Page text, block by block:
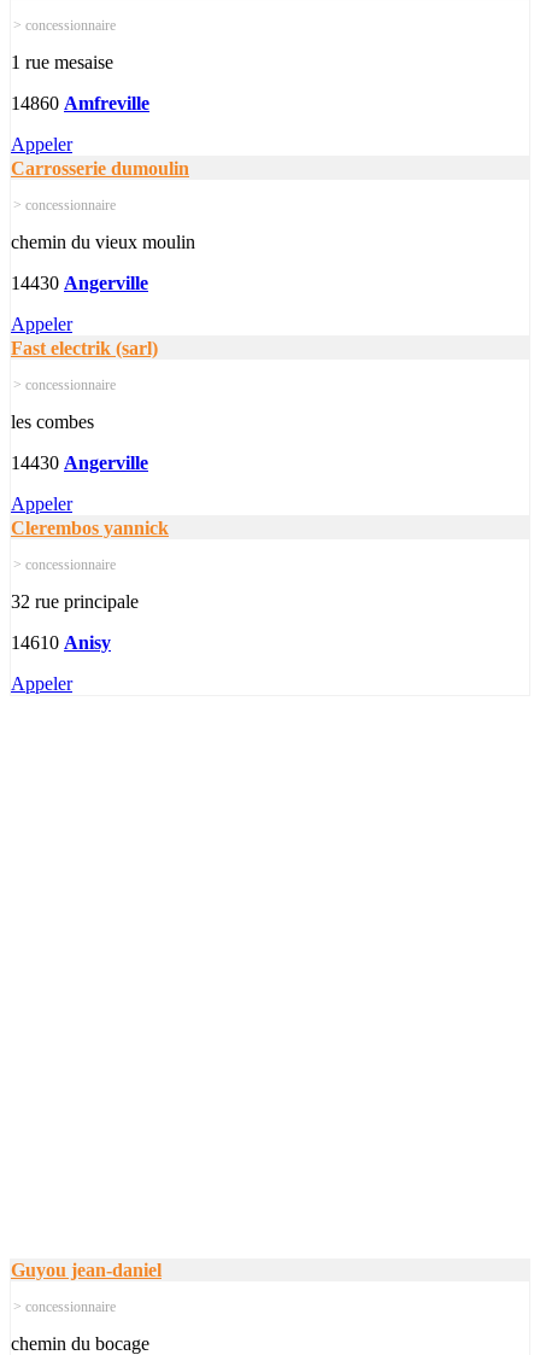
> concessionnaire
1 rue mesaise
14860 Amfreville
Appeler
Carrosserie dumoulin
> concessionnaire
chemin du vieux moulin
14430 Angerville
Appeler
Fast electrik (sarl)
> concessionnaire
les combes
14430 Angerville
Appeler
Clerembos yannick
> concessionnaire
32 rue principale
14610 Anisy
Appeler
Guyou jean-daniel
> concessionnaire
chemin du bocage